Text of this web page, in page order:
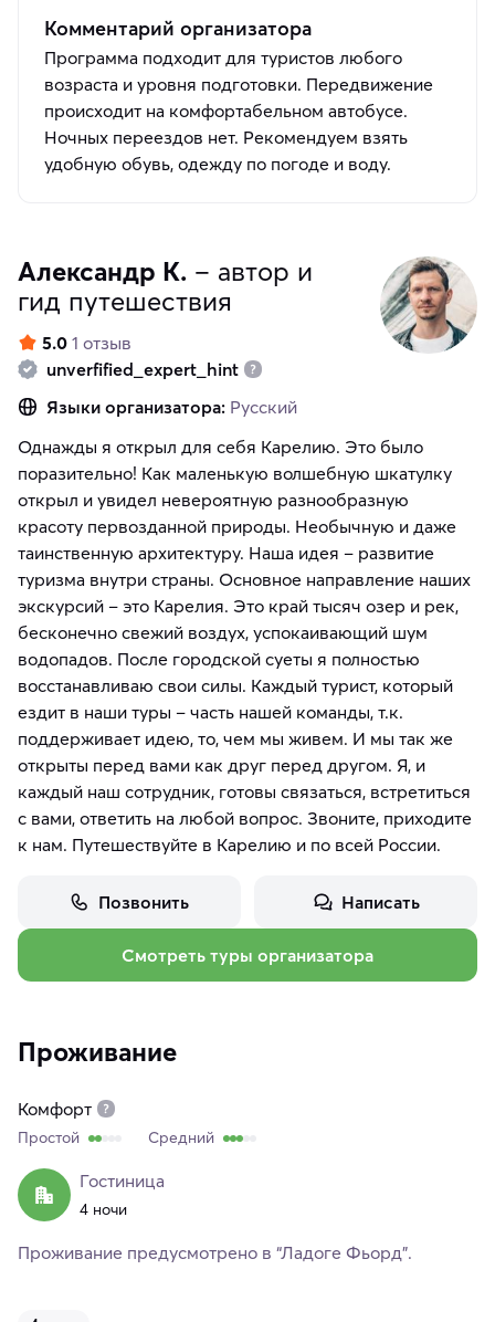
Комментарий организатора
Программа подходит для туристов любого
возраста и уровня подготовки. Передвижение
происходит на комфортабельном автобусе.
Ночных переездов нет. Рекомендуем взять
удобную обувь, одежду по погоде и воду.
Александр К. – автор и
гид путешествия
5.0 1 отзыв
unverfified_expert_hint
Языки организатора: Русский
Однажды я открыл для себя Карелию. Это было
поразительно! Как маленькую волшебную шкатулку
открыл и увидел невероятную разнообразную
красоту первозданной природы. Необычную и даже
таинственную архитектуру. Наша идея – развитие
туризма внутри страны. Основное направление наших
экскурсий – это Карелия. Это край тысяч озер и рек,
бесконечно свежий воздух, успокаивающий шум
водопадов. После городской суеты я полностью
восстанавливаю свои силы. Каждый турист, который
ездит в наши туры – часть нашей команды, т.к.
поддерживает идею, то, чем мы живем. И мы так же
открыты перед вами как друг перед другом. Я, и
каждый наш сотрудник, готовы связаться, встретиться
с вами, ответить на любой вопрос. Звоните, приходите
к нам. Путешествуйте в Карелию и по всей России.
Позвонить Написать
Смотреть туры организатора
Проживание
Комфорт
Простой Средний
Гостиница
4 ночи
Проживание предусмотрено в “Ладоге Фьорд”.